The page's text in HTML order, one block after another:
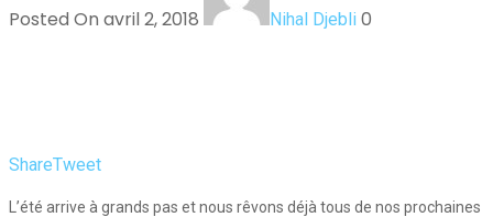
Posted On avril 2, 2018 Nihal Djebli 0
ShareTweet
L’été arrive à grands pas et nous rêvons déjà tous de nos prochaines